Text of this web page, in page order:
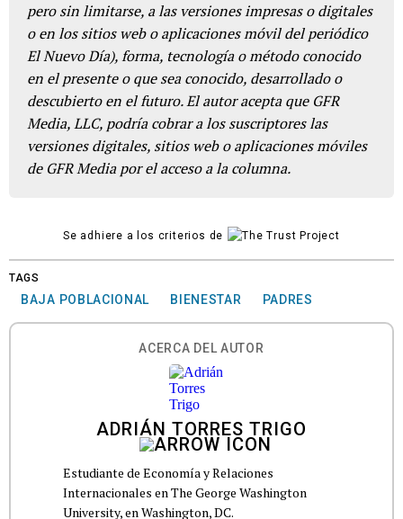
pero sin limitarse, a las versiones impresas o digitales
o en los sitios web o aplicaciones móvil del periódico
El Nuevo Día), forma, tecnología o método conocido
en el presente o que sea conocido, desarrollado o
descubierto en el futuro. El autor acepta que GFR
Media, LLC, podría cobrar a los suscriptores las
versiones digitales, sitios web o aplicaciones móviles
de GFR Media por el acceso a la columna.
Se adhiere a los criterios de
TAGS
BAJA POBLACIONAL BIENESTAR PADRES
ACERCA DEL AUTOR
ADRIÁN TORRES TRIGO
Estudiante de Economía y Relaciones
Internacionales en The George Washington
University, en Washington, DC.